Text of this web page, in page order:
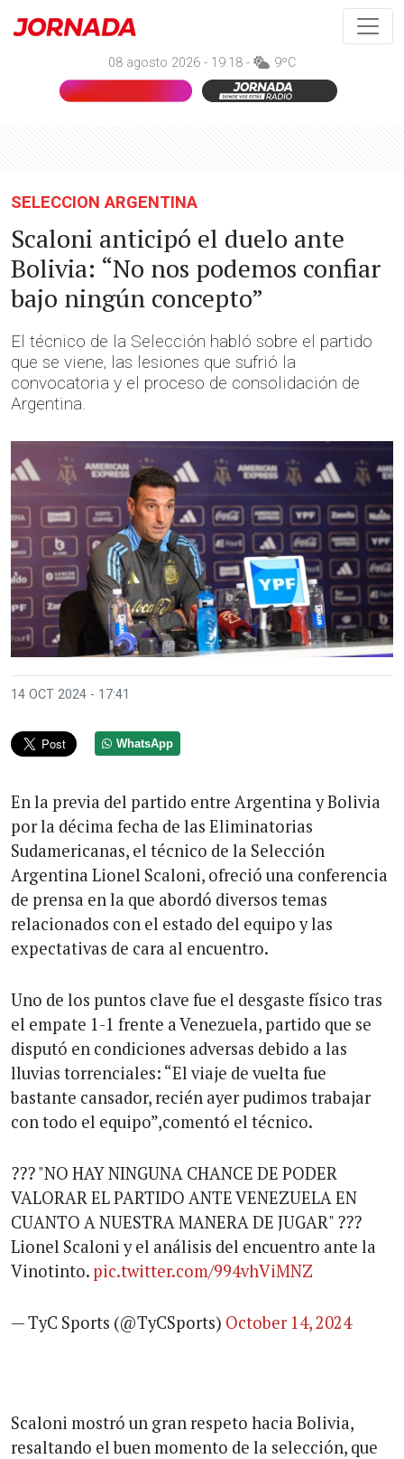
08 agosto 2026 - 19:18 - 9ºC
SELECCION ARGENTINA
Scaloni anticipó el duelo ante
Bolivia: “No nos podemos confiar
bajo ningún concepto”
El técnico de la Selección habló sobre el partido
que se viene, las lesiones que sufrió la
convocatoria y el proceso de consolidación de
Argentina.
14 OCT 2024 - 17:41
WhatsApp
En la previa del partido entre Argentina y Bolivia
por la décima fecha de las Eliminatorias
Sudamericanas, el técnico de la Selección
Argentina Lionel Scaloni, ofreció una conferencia
de prensa en la que abordó diversos temas
relacionados con el estado del equipo y las
expectativas de cara al encuentro.
Uno de los puntos clave fue el desgaste físico tras
el empate 1-1 frente a Venezuela, partido que se
disputó en condiciones adversas debido a las
lluvias torrenciales: “El viaje de vuelta fue
bastante cansador, recién ayer pudimos trabajar
con todo el equipo”,comentó el técnico.
??? "NO HAY NINGUNA CHANCE DE PODER
VALORAR EL PARTIDO ANTE VENEZUELA EN
CUANTO A NUESTRA MANERA DE JUGAR" ???
Lionel Scaloni y el análisis del encuentro ante la
Vinotinto. pic.twitter.com/994vhViMNZ
— TyC Sports (@TyCSports) October 14, 2024
Scaloni mostró un gran respeto hacia Bolivia,
resaltando el buen momento de la selección, que